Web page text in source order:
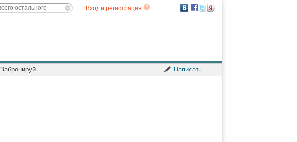
Вход и регистрация
Написать
Забронируй